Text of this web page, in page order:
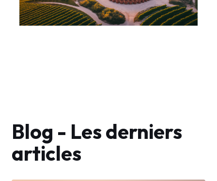
Blog - Les derniers
articles